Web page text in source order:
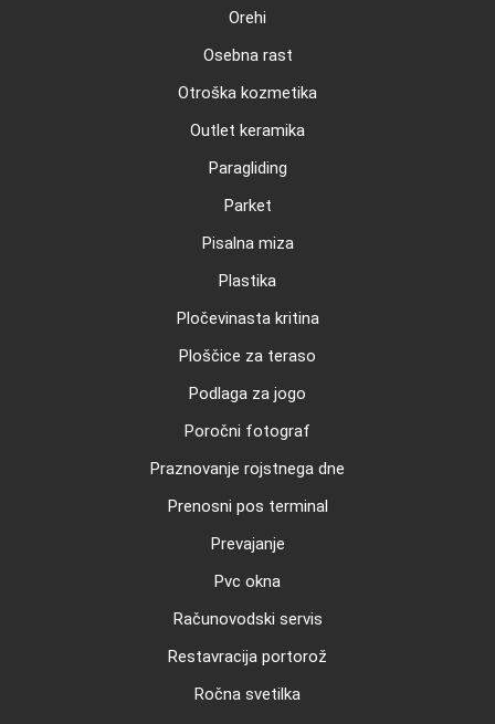
Orehi
Osebna rast
Otroška kozmetika
Outlet keramika
Paragliding
Parket
Pisalna miza
Plastika
Pločevinasta kritina
Ploščice za teraso
Podlaga za jogo
Poročni fotograf
Praznovanje rojstnega dne
Prenosni pos terminal
Prevajanje
Pvc okna
Računovodski servis
Restavracija portorož
Ročna svetilka